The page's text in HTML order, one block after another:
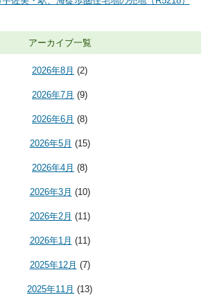
アーカイブ一覧
2026年8月 (2)
2026年7月 (9)
2026年6月 (8)
2026年5月 (15)
2026年4月 (8)
2026年3月 (10)
2026年2月 (11)
2026年1月 (11)
2025年12月 (7)
2025年11月 (13)